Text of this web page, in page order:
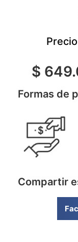
$
Formas de
Compartir